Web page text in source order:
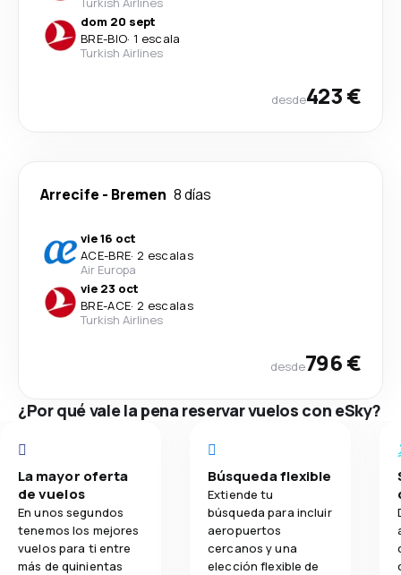
dom 20 sept
BRE-BIO· 1 escala
Turkish Airlines
desde423 €
Arrecife - Bremen 8 días
vie 16 oct
ACE-BRE· 2 escalas
Air Europa
vie 23 oct
BRE-ACE· 2 escalas
Turkish Airlines
desde796 €
¿Por qué vale la pena reservar vuelos con eSky?
La mayor oferta
de vuelos
En unos segundos
tenemos los mejores
vuelos para ti entre
más de quinientas
Búsqueda flexible
Extiende tu
búsqueda para incluir
aeropuertos
cercanos y una
elección flexible de